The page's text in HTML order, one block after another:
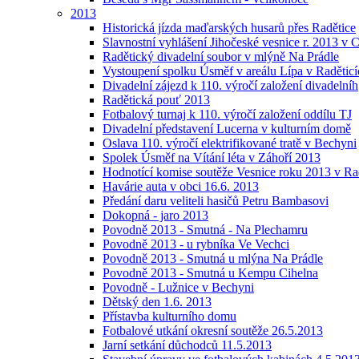
2013
Historická jízda maďarských husarů přes Radětice
Slavnostní vyhlášení Jihočeské vesnice r. 2013 v C
Radětický divadelní soubor v mlýně Na Prádle
Vystoupení spolku Úsměf v areálu Lípa v
Divadelní zájezd k 110. výročí založení divadelníh
Radětická pouť 2013
Fotbalový turnaj k 110. výročí založení oddílu TJ
Divadelní představení Lucerna v kulturním domě
Oslava 110. výročí elektrifikované tratě v Bechyni
Spolek Úsměf na Vítání léta v Záhoří 2013
Hodnotící komise soutěže Vesnice roku 2013 v
Havárie auta v obci 16.6. 2013
Předání daru veliteli hasičů Petru Bambasovi
Dokopná - jaro 2013
Povodně 2013 - Smutná - Na Plechamru
Povodně 2013 - u rybníka Ve Vechci
Povodně 2013 - Smutná u mlýna Na Prádle
Povodně 2013 - Smutná u Kempu Cihelna
Povodně - Lužnice v Bechyni
Dětský den 1.6. 2013
Přístavba kulturního domu
Fotbalové utkání okresní soutěže 26.5.2013
Jarní setkání důchodců 11.5.2013